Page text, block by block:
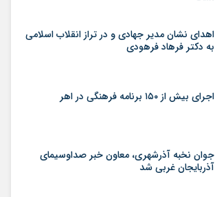
اهدای نشان مدیر جهادی و در تراز انقلاب اسلامی
به دکتر فرهاد فرهودی
اجرای بیش از ۱۵۰ برنامه فرهنگی در اهر
جوان نخبه آذرشهری، معاون خبر صداوسیمای
آذربایجان غربی شد